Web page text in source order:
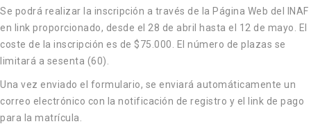
Se podrá realizar la inscripción a través de la Página Web del INAF
en link proporcionado, desde el 28 de abril hasta el 12 de mayo. El
coste de la inscripción es de $75.000. El número de plazas se
limitará a sesenta (60).
Una vez enviado el formulario, se enviará automáticamente un
correo electrónico con la notificación de registro y el link de pago
para la matrícula.